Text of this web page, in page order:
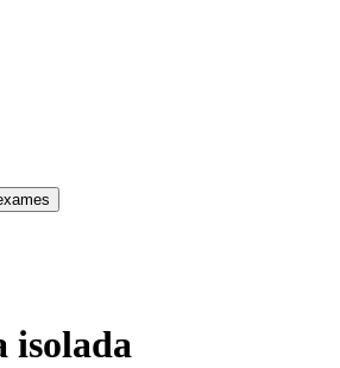
isolada